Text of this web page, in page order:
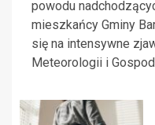
powodu
mieszkańcy Gminy
się na intensywne
Meteorologii i